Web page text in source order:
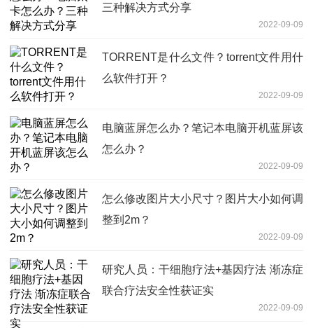
三种解决方式分享
2022-09-09
TORRENT是什么文件？torrent文件用什
么软件打开？
2022-09-09
电脑蓝屏怎么办？笔记本电脑开机蓝屏该
怎么办？
2022-09-09
怎么修改图片大小尺寸？图片大小如何调
整到2m？
2022-09-09
研究人员：干细胞疗法+基因疗法 渐冻症
联合疗法安全性获证实
2022-09-09